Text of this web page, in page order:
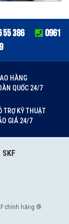
55 386
0961
HÀNG
QUỐC 24/7
TRỢ KỸ THUẬT
GIÁ 24/7
SKF
chính hãng ®